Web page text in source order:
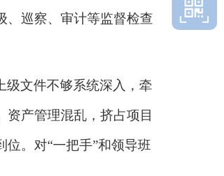
、巡察、审计等监督检查
级文件不够系统深入，牵
产管理混乱，挤占项目
位。对“一把手”和领导班